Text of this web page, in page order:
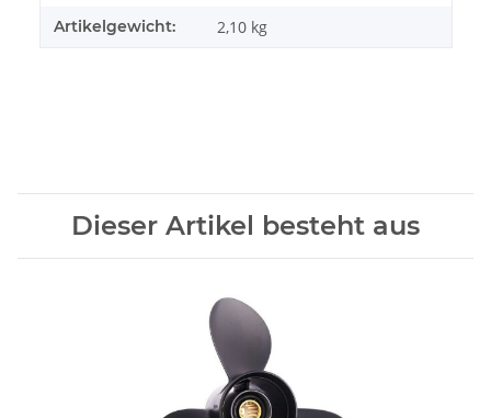
Artikelgewicht: 2,10 kg
Dieser Artikel besteht aus